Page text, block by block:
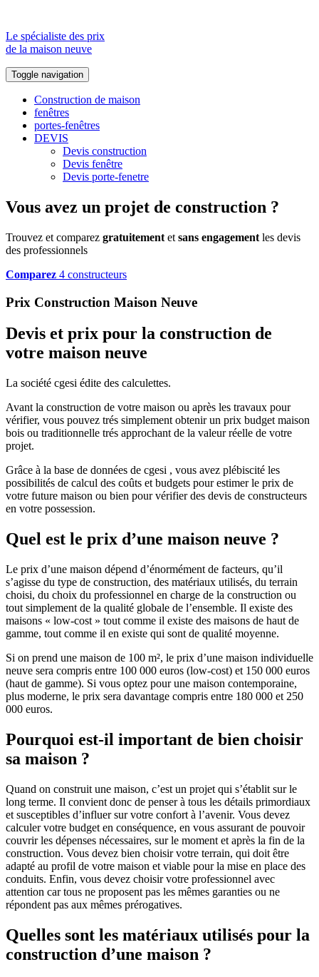
Le spécialiste des prix
de la maison neuve
Toggle navigation
Construction de maison
fenêtres
portes-fenêtres
DEVIS
Devis construction
Devis fenêtre
Devis porte-fenetre
Vous avez un projet de construction ?
Trouvez et comparez gratuitement et sans engagement les devis
des professionnels
Comparez 4 constructeurs
Prix Construction Maison Neuve
Devis et prix pour la construction de
votre maison neuve
La société cgesi édite des calculettes.
Avant la construction de votre maison ou après les travaux pour
vérifier, vous pouvez trés simplement obtenir un prix budget maison
bois ou traditionnelle trés approchant de la valeur réelle de votre
projet.
Grâce à la base de données de cgesi , vous avez plébiscité les
possibilités de calcul des coûts et budgets pour estimer le prix de
votre future maison ou bien pour vérifier des devis de constructeurs
en votre possession.
Quel est le prix d’une maison neuve ?
Le prix d’une maison dépend d’énormément de facteurs, qu’il
s’agisse du type de construction, des matériaux utilisés, du terrain
choisi, du choix du professionnel en charge de la construction ou
tout simplement de la qualité globale de l’ensemble. Il existe des
maisons « low-cost » tout comme il existe des maisons de haut de
gamme, tout comme il en existe qui sont de qualité moyenne.
Si on prend une maison de 100 m², le prix d’une maison individuelle
neuve sera compris entre 100 000 euros (low-cost) et 150 000 euros
(haut de gamme). Si vous optez pour une maison contemporaine,
plus moderne, le prix sera davantage compris entre 180 000 et 250
000 euros.
Pourquoi est-il important de bien choisir
sa maison ?
Quand on construit une maison, c’est un projet qui s’établit sur le
long terme. Il convient donc de penser à tous les détails primordiaux
et susceptibles d’influer sur votre confort à l’avenir. Vous devez
calculer votre budget en conséquence, en vous assurant de pouvoir
couvrir les dépenses nécessaires, sur le moment et après la fin de la
construction. Vous devez bien choisir votre terrain, qui doit être
adapté au profil de votre maison et viable pour la mise en place des
conduits. Enfin, vous devez choisir votre professionnel avec
attention car tous ne proposent pas les mêmes garanties ou ne
répondent pas aux mêmes prérogatives.
Quelles sont les matériaux utilisés pour la
construction d’une maison ?